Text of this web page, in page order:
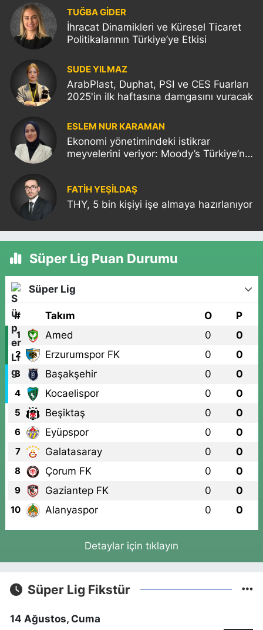
TUĞBA GİDER
İhracat Dinamikleri ve Küresel Ticaret
Politikalarının Türkiye’ye Etkisi
SUDE YILMAZ
ArabPlast, Duphat, PSI ve CES Fuarları
2025'in ilk haftasına damgasını vuracak
ESLEM NUR KARAMAN
Ekonomi yönetimindeki istikrar
meyvelerini veriyor: Moody’s Türkiye’nin
FATIH YEŞİLDAŞ
THY, 5 bin kişiyi işe almaya hazırlanıyor
Süper Lig Puan Durumu
Süper Lig
# Takım O P
1 Amed 0 0
2 Erzurumspor FK 0 0
3 Başakşehir 0 0
4 Kocaelispor 0 0
5 Beşiktaş 0 0
6 Eyüpspor 0 0
7 Galatasaray 0 0
8 Çorum FK 0 0
9 Gaziantep FK 0 0
10 Alanyaspor 0 0
Detaylar için tıklayın
Süper Lig Fikstür
14 Ağustos, Cuma